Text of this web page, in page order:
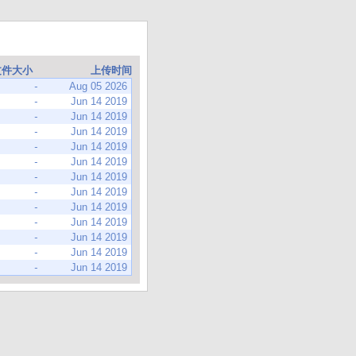
大小
上传时间
-
Aug 05 2026
-
Jun 14 2019
-
Jun 14 2019
-
Jun 14 2019
-
Jun 14 2019
-
Jun 14 2019
-
Jun 14 2019
-
Jun 14 2019
-
Jun 14 2019
-
Jun 14 2019
-
Jun 14 2019
-
Jun 14 2019
-
Jun 14 2019